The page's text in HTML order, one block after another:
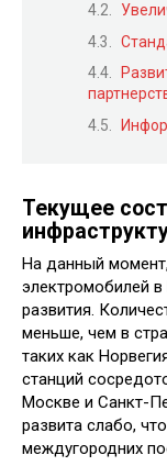
Текущее
На данный
электромобилей в
развития.
меньше, чем в
таких как
станций
Москве и Санкт-
развита слабо,
междугородних